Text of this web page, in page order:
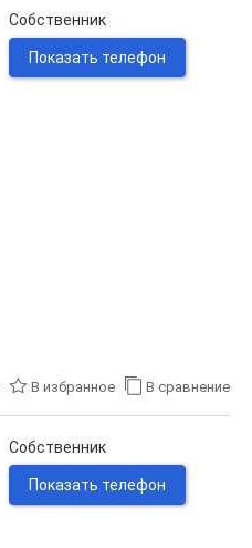
Собственник
Показать телефон
В избранное В сравнение
Собственник
Показать телефон